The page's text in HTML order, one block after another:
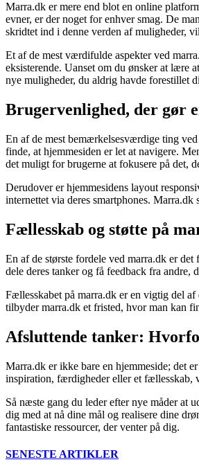
Marra.dk er mere end blot en online
evner, er der noget for enhver smag. De
skridtet ind i denne verden af muligheder,
Et af de mest værdifulde aspekter ved
eksisterende. Uanset om du ønsker at lære
nye muligheder, du aldrig havde forestillet
Brugervenlighed, der gør
En af de mest bemærkelsesværdige ting
finde, at hjemmesiden er let at navigere.
det muligt for brugerne at fokusere på det,
Derudover er hjemmesidens layout
internettet via deres smartphones.
Fællesskab og støtte på
En af de største fordele ved marra.dk er
dele deres tanker og få feedback fra
Fællesskabet på marra.dk er en vigtig del af
tilbyder marra.dk et fristed, hvor man kan
Afsluttende tanker:
Marra.dk er ikke bare en hjemmeside; det
inspiration, færdigheder eller et fællesskab,
Så næste gang du leder efter nye måder at
dig med at nå dine mål og realisere dine
fantastiske ressourcer, der venter på dig.
SENESTE ARTIKLER